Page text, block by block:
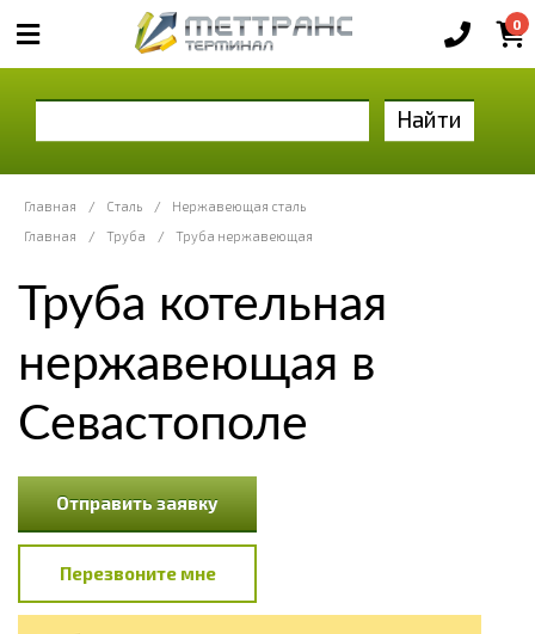
0
Найти
Главная / Сталь /
Нержавеющая сталь
Главная
/ Труба / Труба нержавеющая
Труба котельная
нержавеющая в
Севастополе
Отправить заявку
Перезвоните мне